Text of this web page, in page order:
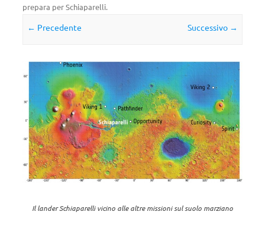
prepara per Schiaparelli.
← Precedente Successivo →
Il lander Schiaparelli vicino alle altre missioni sul suolo marziano